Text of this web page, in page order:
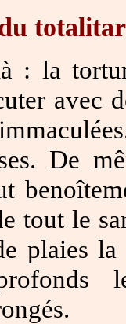
: la
avec
De
tout le
plaies